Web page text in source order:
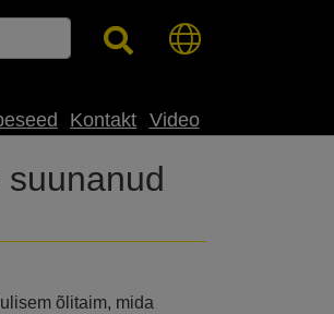
Kontakt Video
õlitaim, mida